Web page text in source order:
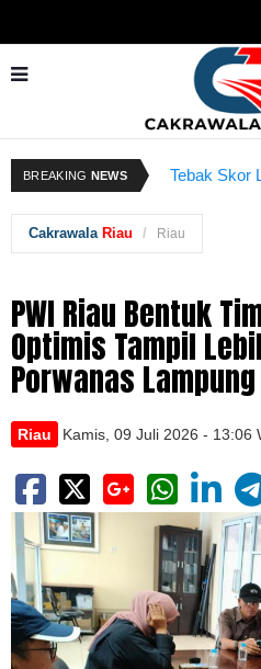
BREAKING NEWS
Tebak
Sempat
Cakrawala Riau Riau
PWI Riau Bentuk
Optimis Tampil
Porwanas Lampung
Riau Kamis, 09 Juli 2026 -